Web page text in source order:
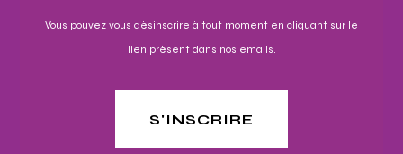
Vous pouvez vous désinscrire à tout moment en cliquant sur le
lien présent dans nos emails.
S'INSCRIRE